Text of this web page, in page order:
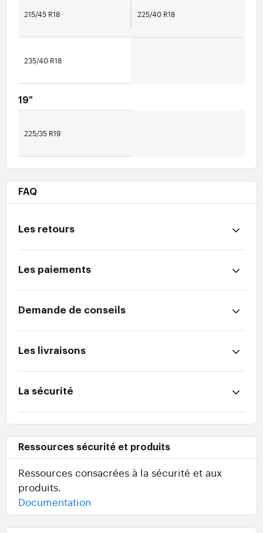
215/45 R18 225/40 R18
235/40 R18
19"
225/35 R19
FAQ
Les retours
Les paiements
Demande de conseils
Les livraisons
La sécurité
Ressources sécurité et produits
Ressources consacrées à la sécurité et aux
produits.
Documentation